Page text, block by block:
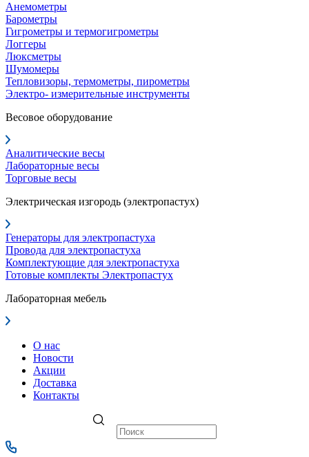
Анемометры
Барометры
Гигрометры и термогигрометры
Логгеры
Люксметры
Шумомеры
Тепловизоры, термометры, пирометры
Электро- измерительные инструменты
Весовое оборудование
Аналитические весы
Лабораторные весы
Торговые весы
Электрическая изгородь (электропастух)
Генераторы для электропастуха
Провода для электропастуха
Комплектующие для электропастуха
Готовые комплекты Электропастух
Лабораторная мебель
О нас
Новости
Акции
Доставка
Контакты